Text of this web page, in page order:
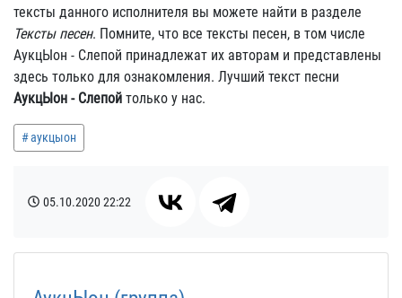
тексты данного исполнителя вы можете найти в разделе
Тексты песен. Помните, что все тексты песен, в том числе
АукцЫон - Слепой принадлежат их авторам и представлены
здесь только для ознакомления. Лучший текст песни
АукцЫон - Слепой только у нас.
аукцыон
05.10.202022:22